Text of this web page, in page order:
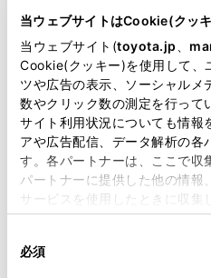
当ウェブサイトはCookie(クッ
当ウェブサイト(toyota.jp
Cookie(クッキー)を使用して、
ツや広告の表示、ソーシャルメ
数やクリック数の測定を行って
サイト利用状況についても情報
アや広告配信、データ解析の各
す。各パートナーは、ここで収
パートナーに提供した他の情報
サービスを使用したときに収集
使用することがあります。当ウ
必須
トヨタ
VOXY ZS キラメキ3
県内販売に限らさせていた